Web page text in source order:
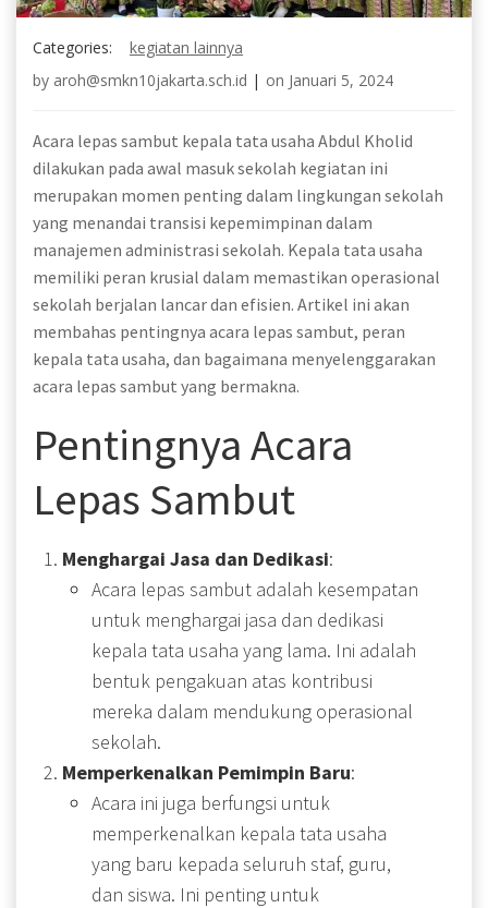
Categories:
kegiatan lainnya
by aroh@smkn10jakarta.sch.id | on Januari 5, 2024
Acara lepas sambut kepala tata usaha Abdul Kholid
dilakukan pada awal masuk sekolah kegiatan ini
merupakan momen penting dalam lingkungan sekolah
yang menandai transisi kepemimpinan dalam
manajemen administrasi sekolah. Kepala tata usaha
memiliki peran krusial dalam memastikan operasional
sekolah berjalan lancar dan efisien. Artikel ini akan
membahas pentingnya acara lepas sambut, peran
kepala tata usaha, dan bagaimana menyelenggarakan
acara lepas sambut yang bermakna.
Pentingnya Acara
Lepas Sambut
Menghargai Jasa dan Dedikasi:
Acara lepas sambut adalah kesempatan
untuk menghargai jasa dan dedikasi
kepala tata usaha yang lama. Ini adalah
bentuk pengakuan atas kontribusi
mereka dalam mendukung operasional
sekolah.
Memperkenalkan Pemimpin Baru:
Acara ini juga berfungsi untuk
memperkenalkan kepala tata usaha
yang baru kepada seluruh staf, guru,
dan siswa. Ini penting untuk